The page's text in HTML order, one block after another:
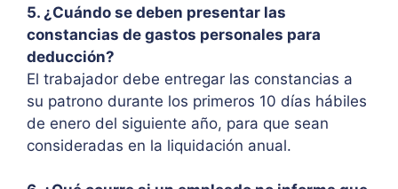
5. ¿Cuándo se deben presentar las
constancias de gastos personales para
deducción?
El trabajador debe entregar las constancias a
su patrono durante los primeros 10 días hábiles
de enero del siguiente año, para que sean
consideradas en la liquidación anual.